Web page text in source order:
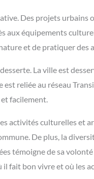
Des projets urbains
équipements
et de pratiquer des
La ville est
reliée au réseau
et facilement.
activités culturelles et
De plus, la
témoigne de sa
fait bon vivre et où les